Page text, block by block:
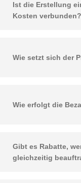
Ist die Erstellung
Kosten verbunden?
Wie setzt sich der
Wie erfolgt die
Gibt es Rabatte,
gleichzeitig